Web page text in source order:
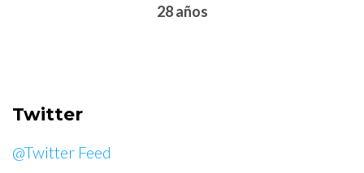
28 años
Twitter
@Twitter Feed